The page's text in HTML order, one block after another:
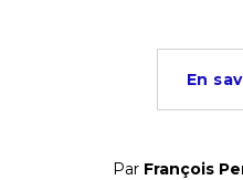
En
Par François